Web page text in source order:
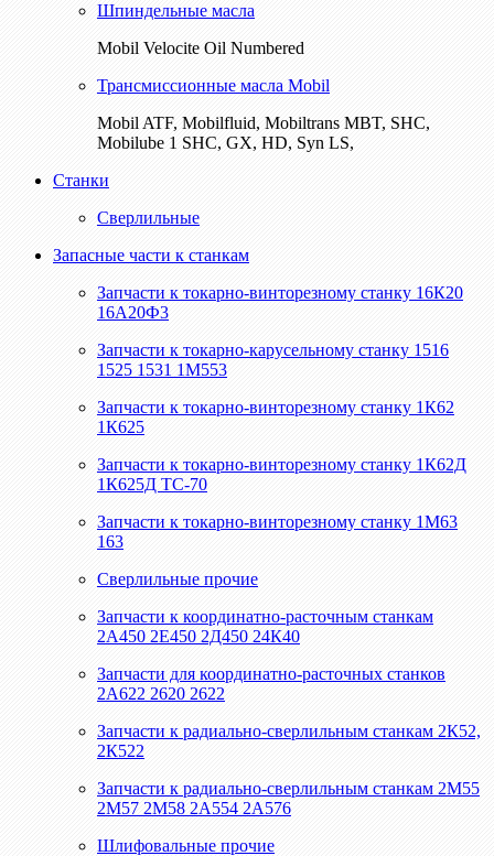
Шпиндельные масла
Mobil Velocite Oil Numbered
Трансмиссионные масла Mobil
Mobil ATF, Mobilfluid, Mobiltrans MBT, SHC,
Mobilube 1 SHC, GX, HD, Syn LS,
Станки
Сверлильные
Запасные части к станкам
Запчасти к токарно-винторезному станку 16К20
16А20Ф3
Запчасти к токарно-карусельному станку 1516
1525 1531 1М553
Запчасти к токарно-винторезному станку 1К62
1К625
Запчасти к токарно-винторезному станку 1К62Д
1К625Д ТС-70
Запчасти к токарно-винторезному станку 1М63
163
Сверлильные прочие
Запчасти к координатно-расточным станкам
2А450 2Е450 2Д450 24К40
Запчасти для координатно-расточных станков
2А622 2620 2622
Запчасти к радиально-сверлильным станкам 2К52,
2К522
Запчасти к радиально-сверлильным станкам 2М55
2М57 2М58 2А554 2А576
Шлифовальные прочие